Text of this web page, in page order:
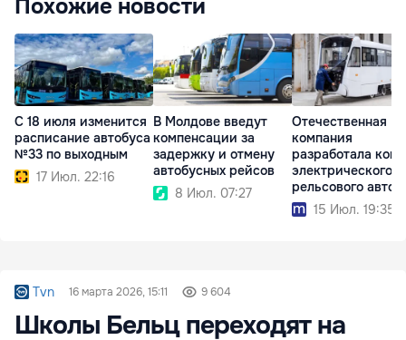
Похожие новости
С 18 июля изменится
расписание автобуса
№33 по выходным
17 Июл. 22:16
В Молдове введут
компенсации за
задержку и отмену
автобусных рейсов
8 Июл. 07:27
Отечественная
компания
разработала
электрического
рельсового
15 Июл. 19:35
Tvn 16 марта 2026, 15:11 9 604
Школы Бельц переходят на